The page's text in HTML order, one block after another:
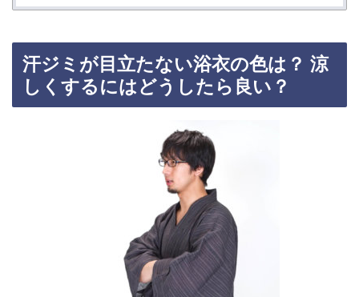
汗ジミが目立たない浴衣の色は？ 涼
しくするにはどうしたら良い？